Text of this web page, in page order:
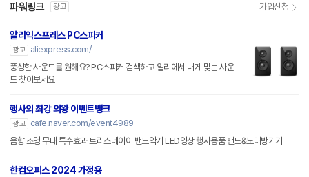
파워링크 광고 가입신청
알리익스프레스 PC스피커
광고
aliexpress.com/
풍성한 사운드를 원해요? PC스피커 검색하고 알리에서 내게 맞는 사운
드 찾아보세요
행사의 최강 의왕 이벤트뱅크
광고
cafe.naver.com/event4989
음향 조명 무대 특수효과 트러스레이어 밴드악기 LED영상 행사용품 밴드&노래방기기
한컴오피스 2024 가정용